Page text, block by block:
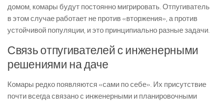
домом, комары будут постоянно мигрировать. Отпугиватель
в этом случае работает не против «вторжения», а против
устойчивой популяции, и это принципиально разные задачи.
Связь отпугивателей с инженерными
решениями на даче
Комары редко появляются «сами по себе». Их присутствие
почти всегда связано с инженерными и планировочными